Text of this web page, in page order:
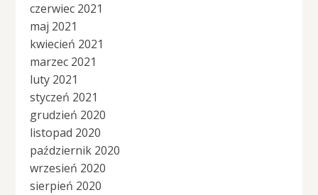
czerwiec 2021
maj 2021
kwiecień 2021
marzec 2021
luty 2021
styczeń 2021
grudzień 2020
listopad 2020
październik 2020
wrzesień 2020
sierpień 2020